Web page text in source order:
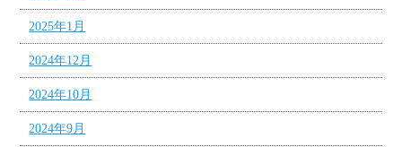
2025年1月
2024年12月
2024年10月
2024年9月